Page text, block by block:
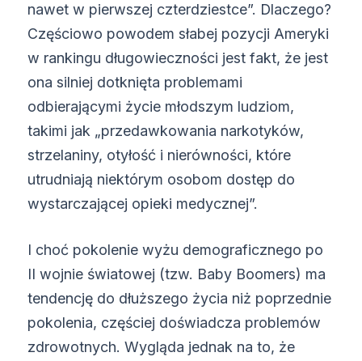
nawet w pierwszej czterdziestce”. Dlaczego?
Częściowo powodem słabej pozycji Ameryki
w rankingu długowieczności jest fakt, że jest
ona silniej dotknięta problemami
odbierającymi życie młodszym ludziom,
takimi jak „przedawkowania narkotyków,
strzelaniny, otyłość i nierówności, które
utrudniają niektórym osobom dostęp do
wystarczającej opieki medycznej”.
I choć pokolenie wyżu demograficznego po
II wojnie światowej (tzw. Baby Boomers) ma
tendencję do dłuższego życia niż poprzednie
pokolenia, częściej doświadcza problemów
zdrowotnych. Wygląda jednak na to, że